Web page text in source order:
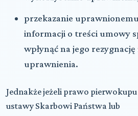
przekazanie
informacji o treści umowy
wpłynąć na jego
uprawnienia.
Jednakże jeżeli prawo pierwokupu
ustawy Skarbowi Państwa lub